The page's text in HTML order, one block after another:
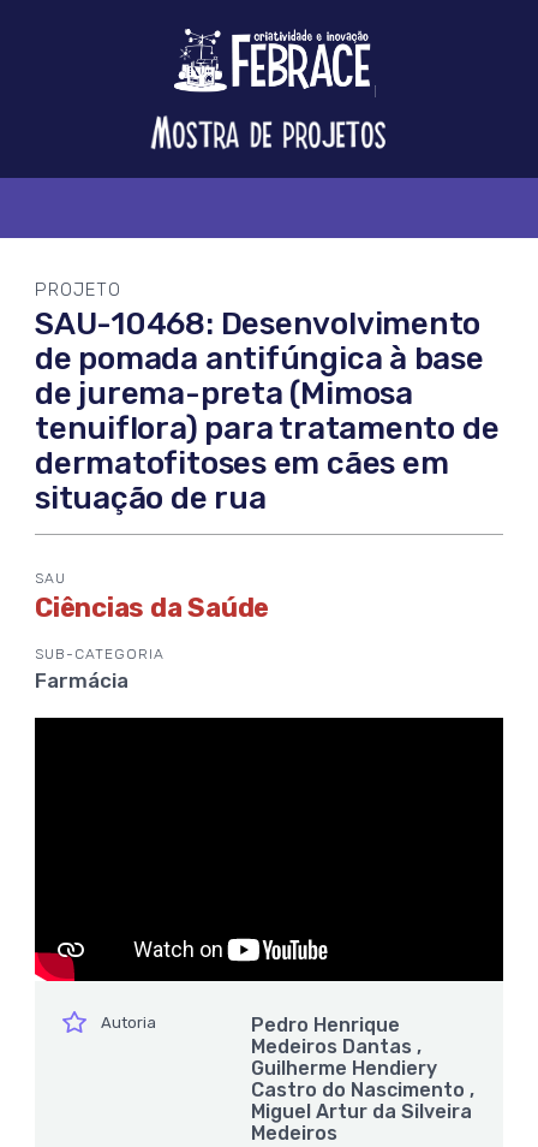
Logo
FEBRACE
Feira
Brasileira
Ciência
PROJETO
SAU-10468: Desenvolvimento
de pomada antifúngica à base
de jurema-preta (Mimosa
tenuiflora) para tratamento de
dermatofitoses em cães em
situação de rua
SAU
Ciências da Saúde
SUB-CATEGORIA
Farmácia
íconeAutoria
Pedro Henrique
Medeiros Dantas ,
Guilherme Hendiery
Castro do Nascimento ,
Miguel Artur da Silveira
Medeiros